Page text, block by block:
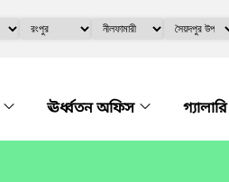
ঊর্ধ্বতন অফিস গ্যালারি